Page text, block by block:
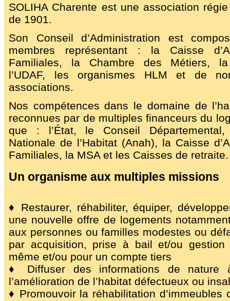
SOLIHA Charente est une association
de 1901.
Son Conseil d’Administration est
membres représentant : la Caisse
Familiales, la Chambre des Métiers, la
l’UDAF, les organismes HLM et de
associations.
Nos compétences dans le domaine de
reconnues par de multiples financeurs du
que : l’État, le Conseil Départemental,
Nationale de l’Habitat (Anah), la Caisse
Familiales, la MSA et les Caisses de retraite.
Un organisme aux multiples missions
♦ Restaurer, réhabiliter, équiper,
une nouvelle offre de logements
aux personnes ou familles modestes ou
par acquisition, prise à bail et/ou gestion
même et/ou pour un compte tiers
♦ Diffuser des informations de nature
l’amélioration de l’habitat défectueux ou
♦ Promouvoir la réhabilitation d’immeubles